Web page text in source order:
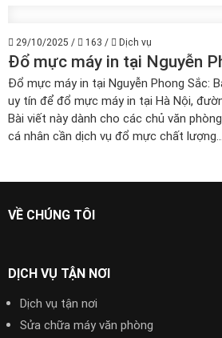
29/10/2025 / 163 / Dịch vụ
Đổ mực máy in tại Nguyễn
Đổ mực máy in tại Nguyễn Phong Sắc:
uy tín để đổ mực máy in tại Hà Nội,
Bài viết này dành cho các chủ văn
cá nhân cần dịch vụ đổ mực chất lượng...
VỀ CHÚNG TÔI
DỊCH VỤ TẬN NƠI
Dịch vụ tận nơi
Sửa chữa máy văn phòng